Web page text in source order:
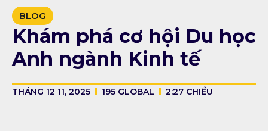
BLOG
Khám phá cơ hội Du học
Anh ngành Kinh tế
THÁNG 12 11, 2025 195 GLOBAL 2:27 CHIỀU